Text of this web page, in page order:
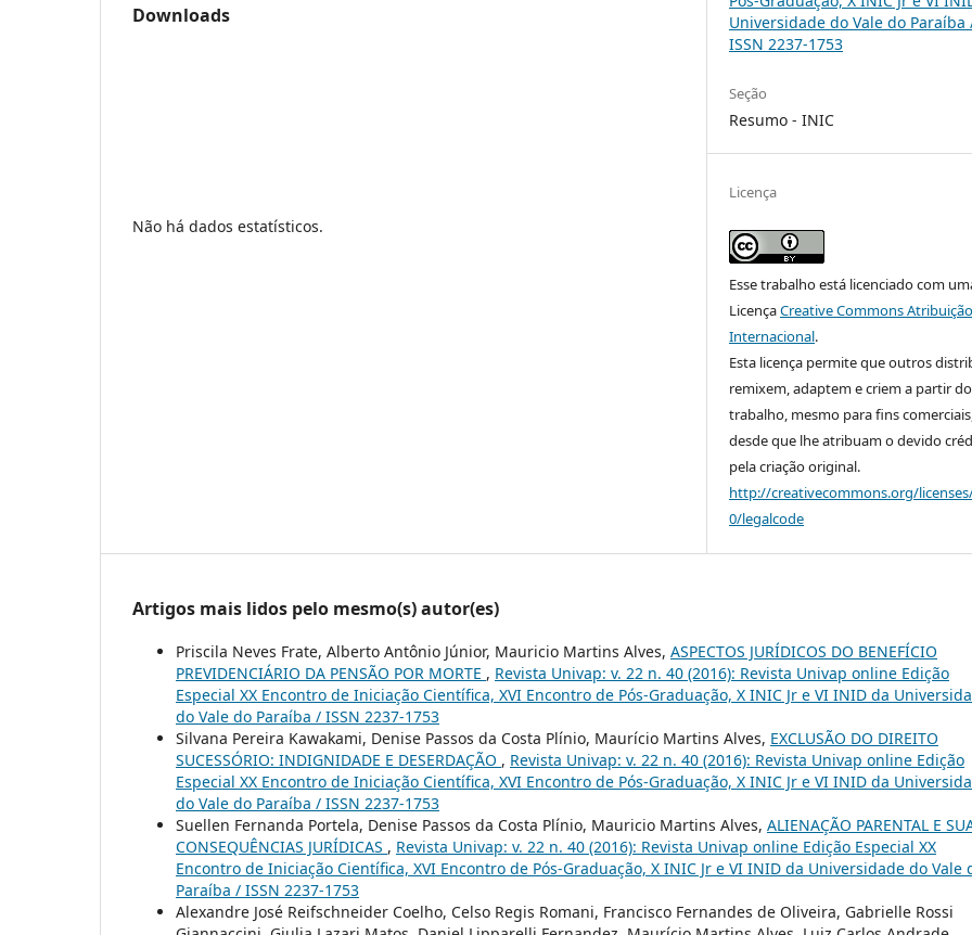
Downloads
Não há dados estatísticos.
Universidade do Vale do Paraíba
ISSN 2237-1753
Seção
Resumo - INIC
Licença
Esse trabalho está licenciado com
LicençaCreative Commons
Internacional.
Esta licença permite que outros
remixem, adaptem e criem a partir
trabalho, mesmo para fins
desde que lhe atribuam o devido
pela criação original.
http://creativecommons.org/
0/legalcode
Artigos mais lidos pelo mesmo(s) autor(es)
Priscila Neves Frate, Alberto Antônio Júnior, Mauricio Martins Alves, ASPECTOS JURÍDICOS DO BENEFÍCIO
PREVIDENCIÁRIO DA PENSÃO POR MORTE , Revista Univap: v. 22 n. 40 (2016): Revista Univap online Edição
Especial XX Encontro de Iniciação Científica, XVI Encontro de Pós-Graduação, X INIC Jr e VI INID da
do Vale do Paraíba / ISSN 2237-1753
Silvana Pereira Kawakami, Denise Passos da Costa Plínio, Maurício Martins Alves, EXCLUSÃO DO DIREITO
SUCESSÓRIO: INDIGNIDADE E DESERDAÇÃO , Revista Univap: v. 22 n. 40 (2016): Revista Univap online Edição
Especial XX Encontro de Iniciação Científica, XVI Encontro de Pós-Graduação, X INIC Jr e VI INID da
do Vale do Paraíba / ISSN 2237-1753
Suellen Fernanda Portela, Denise Passos da Costa Plínio, Mauricio Martins Alves, ALIENAÇÃO PARENTAL E
CONSEQUÊNCIAS JURÍDICAS , Revista Univap: v. 22 n. 40 (2016): Revista Univap online Edição Especial XX
Encontro de Iniciação Científica, XVI Encontro de Pós-Graduação, X INIC Jr e VI INID da Universidade do Vale
Paraíba / ISSN 2237-1753
Alexandre José Reifschneider Coelho, Celso Regis Romani, Francisco Fernandes de Oliveira, Gabrielle Rossi